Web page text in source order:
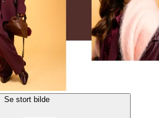
Se stort bilde